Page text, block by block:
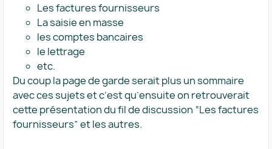
Les factures fournisseurs
La saisie en masse
les comptes bancaires
le lettrage
etc.
Du coup la page de garde serait plus un sommaire
avec ces sujets et c’est qu’ensuite on retrouverait
cette présentation du fil de discussion “Les factures
fournisseurs” et les autres.